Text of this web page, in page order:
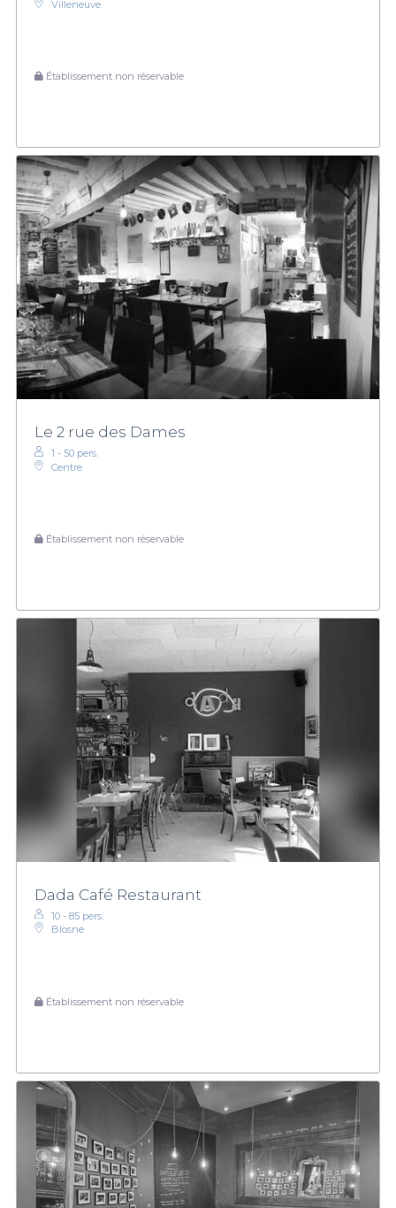
Villeneuve
Établissement non réservable
Le 2 rue des Dames
1 - 50 pers.
Centre
Établissement non réservable
Dada Café Restaurant
10 - 85 pers.
Blosne
Établissement non réservable